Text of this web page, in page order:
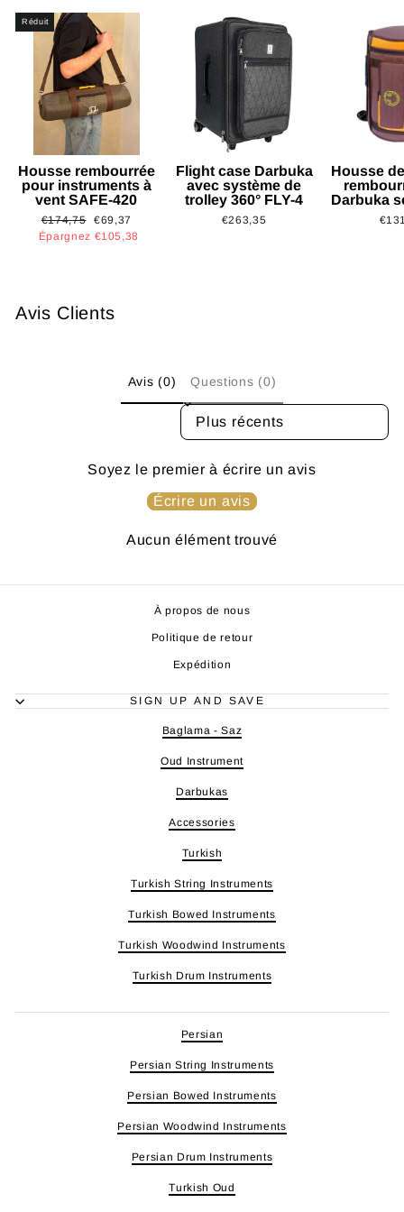
Réduit
Housse rembourrée
pour instruments à
vent SAFE-420
Prix
régulier
€174,75
Prix
réduit
€69,37
Épargnez €105,38
Flight case Darbuka
avec système de
trolley 360° FLY-4
€263,35
Housse
Darbuka
Avis Clients
Avis (0) Questions (0)
SORT REVIEWS BY
Soyez le premier à écrire un avis
Écrire un avis
Aucun élément trouvé
À propos de nous
Politique de retour
Expédition
SIGN UP AND SAVE
Baglama - Saz
Oud Instrument
Darbukas
Accessories
Turkish
Turkish String Instruments
Turkish Bowed Instruments
Turkish Woodwind Instruments
Turkish Drum Instruments
Persian
Persian String Instruments
Persian Bowed Instruments
Persian Woodwind Instruments
Persian Drum Instruments
Turkish Oud